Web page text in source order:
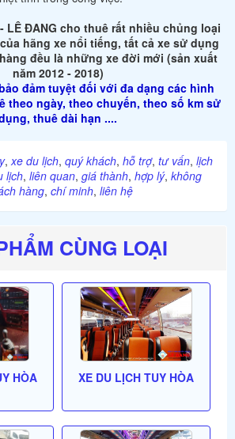
- LÊ ĐANG cho thuê rất nhiều chủng loại
hãng xe nổi tiếng, tất cả xe sử dụng
đều là những xe đời mới (sản xuất
năm 2012 - 2018)
đảm tuyệt đối với đa dạng các hình
theo ngày, theo chuyến, theo số km sử
thuê dài hạn ....
, xe du lịch, quý khách, hỗ trợ, tư vấn, lịch
lịch, liên quan, giá thành, hợp lý, không
hàng, chí minh, liên hệ
CÙNG LOẠI
HÒA XE DU LỊCH TUY HÒA